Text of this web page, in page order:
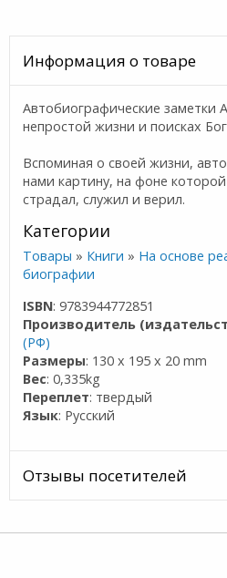
Информация о товаре
Автобиографические заметки
непростой жизни и поисках
Вспоминая о своей жизни,
нами картину, на фоне
страдал, служил и верил.
Категории
Товары » Книги » На основе
биографии
ISBN: 9783944772851
Производитель
(РФ)
Размеры: 130 x 195 x 20 mm
Вес: 0,335kg
Переплет: твердый
Язык: Русский
Отзывы посетителей